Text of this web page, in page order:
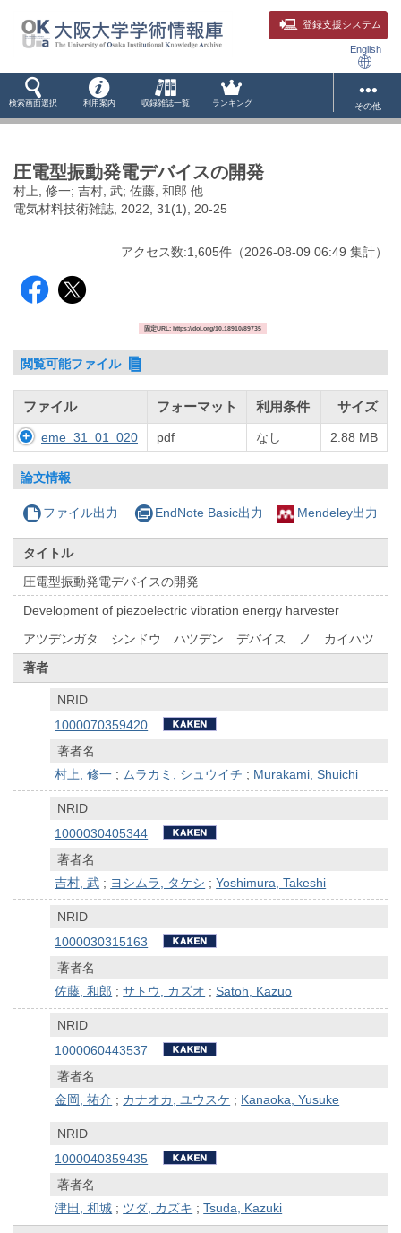
登録支援システム
English
検索画面選択 利用案内 収録雑誌一覧 ランキング その他
圧電型振動発電デバイスの開発
村上, 修一; 吉村, 武; 佐藤, 和郎 他
電気材料技術雑誌, 2022, 31(1), 20-25
アクセス数:1,605件 （2026-08-09 06:49 集計）
固定URL: https://doi.org/10.18910/89735
閲覧可能ファイル
ファイル フォーマット 利用条件 サイズ
eme_31_01_020 pdf なし 2.88 MB
論文情報
ファイル出力 EndNote Basic出力 Mendeley出力
タイトル
圧電型振動発電デバイスの開発
Development of piezoelectric vibration energy harvester
アツデンガタ シンドウ ハツデン デバイス ノ カイハツ
著者
NRID
1000070359420
著者名
村上, 修一 ; ムラカミ, シュウイチ ; Murakami, Shuichi
NRID
1000030405344
著者名
吉村, 武 ; ヨシムラ, タケシ ;Yoshimura, Takeshi
NRID
1000030315163
著者名
佐藤, 和郎 ;サトウ, カズオ ;Satoh, Kazuo
NRID
1000060443537
著者名
金岡, 祐介 ; カナオカ, ユウスケ ; Kanaoka, Yusuke
NRID
1000040359435
著者名
津田, 和城 ; ツダ, カズキ ;Tsuda, Kazuki